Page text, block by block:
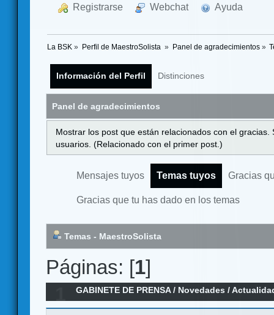
Registrarse Webchat Ayuda
La BSK » Perfil de MaestroSolista » Panel de agradecimientos»
Información del Perfil Distinciones
Panel de agradecimientos
Mostrar los post que están relacionados con el
usuarios. (Relacionado con el primer post.)
Mensajes tuyos Temas tuyos Gracias
Gracias que tu has dado en los temas
Temas - MaestroSolista
Páginas: [1]
GABINETE DE PRENSA/ Novedades /
Vlada Chvátil ha vuelto